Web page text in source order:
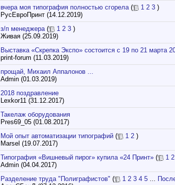
вчера моя типография полностью сгорела ( 1 2 3 )
РусЕвроПринт (14.12.2019)
з/п менеджера ( 1 2 3 )
Живая (25.09.2019)
Выставка «Скрепка Экспо» состоится с 19 по 21 марта
print-forum (11.03.2019)
прощай, Михаил Аппалонов ...
Admin (01.03.2019)
2018 поздравление
Lexkor11 (31.12.2017)
Такелаж оборудования
Pres69_05 (01.08.2017)
Мой опыт автоматизации типографий ( 1 2 )
Marsel (19.07.2017)
Типография «Вишневый пирог» купила «24 Принт» ( 1 2
Admin (04.04.2017)
Разделение труда "Полиграфистов" ( 1 2 3 4 5 ...